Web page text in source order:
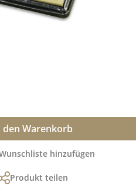
den Warenkorb
hinzufügen
Produkt teilen